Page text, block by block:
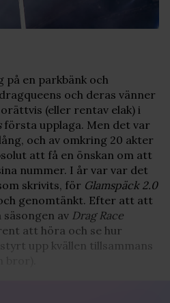
en parkbänk och
och deras vänner
(eller rentav elak) i
första upplaga. Men det var
och av omkring 20 akter
att få en önskan om att
nummer. I år var var det
skrivits, för Glamspäck 2.0
genomtänkt. Efter att att
av Drag Race
att höra och se hur
styrt upp kvällen tillsammans